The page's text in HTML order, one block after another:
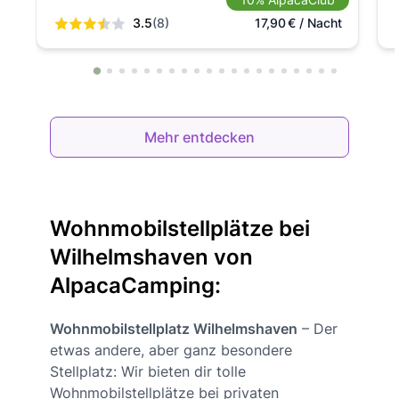
3.5(8)
17,90€/ Nacht
Mehr entdecken
Wohnmobilstellplätze bei
Wilhelmshaven von
AlpacaCamping:
Wohnmobilstellplatz Wilhelmshaven – Der
etwas andere, aber ganz besondere
Stellplatz: Wir bieten dir tolle
Wohnmobilstellplätze bei privaten